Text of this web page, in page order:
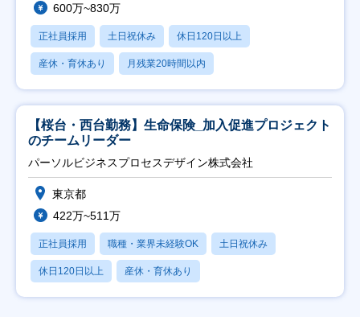
600万~830万
正社員採用 土日祝休み 休日120日以上
産休・育休あり 月残業20時間以内
【桜台・西台勤務】生命保険_加入促進プロジェクト
のチームリーダー
パーソルビジネスプロセスデザイン株式会社
東京都
422万~511万
正社員採用 職種・業界未経験OK 土日祝休み
休日120日以上 産休・育休あり